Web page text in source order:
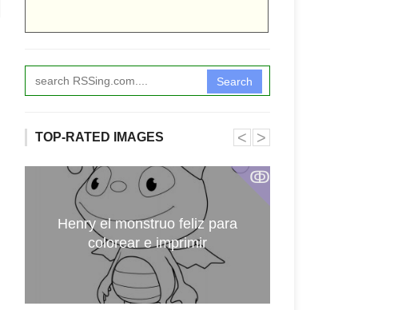
Search
TOP-RATED IMAGES
ↂ
Henry el monstruo feliz para
colorear e imprimir
˂ ˃